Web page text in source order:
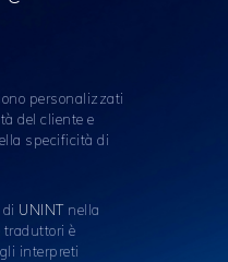
personalizzati
del cliente e
specificità di
UNINTnella
è
interpreti